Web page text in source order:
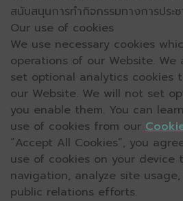
สนับสนุนการทำกิจกรรมทางการปร
Our use of cookies
We use necessary cookies
operations of our Website.
set optional analytics cookies
our Website. We will not set
you enable them. You can
use of cookies from our
“Accept All Cookies”, you
use of cookies on your device
navigation, analyze site
public relations efforts.